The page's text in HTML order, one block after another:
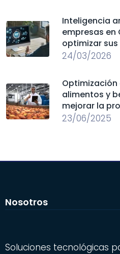
Inteligencia
empresas en
optimizar
24/03/2026
Optimización
alimentos y
mejorar la
23/06/2025
Nosotros
Soluciones tecnológicas